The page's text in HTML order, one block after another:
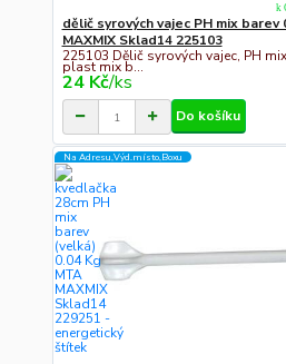
dělič syrových vajec PH mix barev
MAXMIX Sklad14 225103
225103 Dělič syrových vajec, PH
plast mix b...
24 Kč/ks
k
Do košíku
Na Adresu,Výd.místo,Boxu